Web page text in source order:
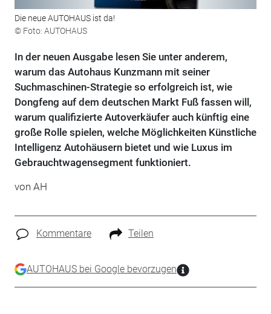
Die neue AUTOHAUS ist da!
© Foto: AUTOHAUS
In der neuen Ausgabe lesen Sie unter anderem,
warum das Autohaus Kunzmann mit seiner
Suchmaschinen-Strategie so erfolgreich ist, wie
Dongfeng auf dem deutschen Markt Fuß fassen will,
warum qualifizierte Autoverkäufer auch künftig eine
große Rolle spielen, welche Möglichkeiten Künstliche
Intelligenz Autohäusern bietet und wie Luxus im
Gebrauchtwagensegment funktioniert.
von AH
Kommentare Teilen
AUTOHAUS bei Google bevorzugen